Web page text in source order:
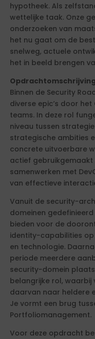
hypotheek. Als
wettelijke taak. Onze
onderzoeken van
het nu gaat om de
snelweg, actuele
het in beeld brengen
Opdrachtomschrijving
Binnen de Security
diverse epic’s door
teams. In deze rol
niveau tussen
strategische ambities
concrete uitvoerbare
actief gebruikgemaakt
samenwerken met
van effectieve
Vanuit de security-
domeinen
bieden voor de
identity-capabilities
en technologie.
periode meerdere
security-domein
belangrijke rol, waarbij
daarvan naar heldere
Je vormt een brug
Portfoliomanagement.
Voor deze opdracht